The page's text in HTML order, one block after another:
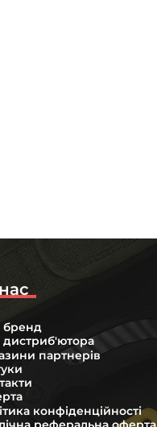
бренд
партнерів
конфіденційності